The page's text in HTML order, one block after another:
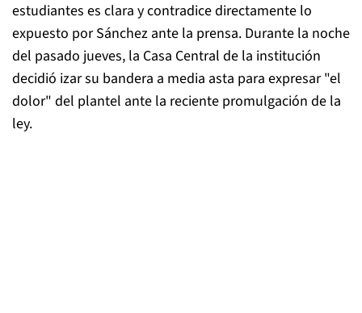
estudiantes es clara y contradice directamente lo
expuesto por Sánchez ante la prensa. Durante la noche
del pasado jueves, la Casa Central de la institución
decidió izar su bandera a media asta para expresar "el
dolor" del plantel ante la reciente promulgación de la
ley.